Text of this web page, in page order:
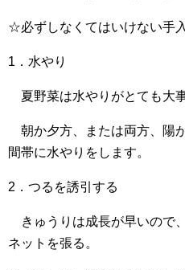
☆必ずしなくてはいけない手
1．水やり
夏野菜は水やりがとても大事
朝か夕方、または両方、陽
間帯に水やりをします。
2．つるを誘引する
きゅうりは成長が早いので
ネットを張る。